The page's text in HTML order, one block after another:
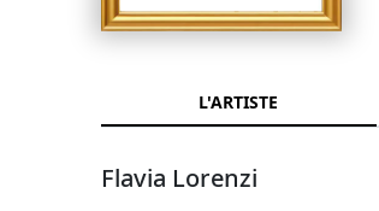
L'ARTISTE
Flavia Lorenzi